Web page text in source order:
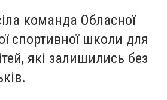
команда Обласної
спортивної школи для
які залишились без